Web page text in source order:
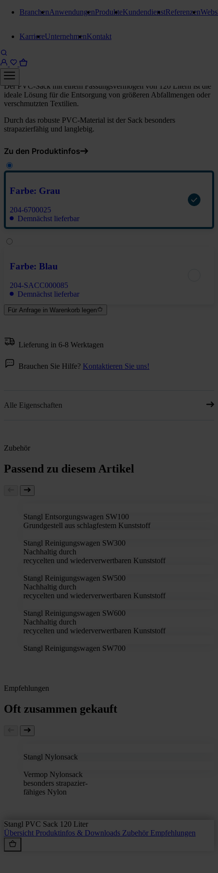
BranchenAnwendungenProdukteKundendienstReferenzen
KarriereUnternehmenKontakt
Stangl PVC Sack 120 Liter
Farbe: Grau
Der PVC-Sack mit einem Fassungsvermögen von 120 Litern ist die
ideale Lösung für die Entsorgung von größeren Abfallmengen oder
verschmutzten Textilien.
Durch das robuste PVC-Material ist der Sack besonders
strapazierfähig und langlebig.
Zu den Produktinfos
Farbe: Grau
204-6700025
Demnächst lieferbar
Farbe: Blau
204-SACC000085
Demnächst lieferbar
Für Anfrage in Warenkorb legen
Lieferung in 6-8 Werktagen
Brauchen Sie Hilfe? Kontaktieren Sie uns!
Alle Eigenschaften
Zubehör
Passend zu diesem Artikel
Stangl Entsorgungswagen SW100
Grundgestell aus schlagfestem Kunststoff
Stangl Reinigungswagen SW300
Nachhaltig durch
recycelten und wiederverwertbaren Kunststoff
Stangl Reinigungswagen SW500
Nachhaltig durch
recycelten und wiederverwertbaren Kunststoff
Stangl Reinigungswagen SW600
Nachhaltig durch
recycelten und wiederverwertbaren Kunststoff
Stangl Reinigungswagen SW700
Empfehlungen
Oft zusammen gekauft
Stangl Nylonsack
Vermop Nylonsack
besonders strapazier-
fähiges Nylon
Stangl PVC Sack 120 Liter
Übersicht Produktinfos & Downloads Zubehör Empfehlungen